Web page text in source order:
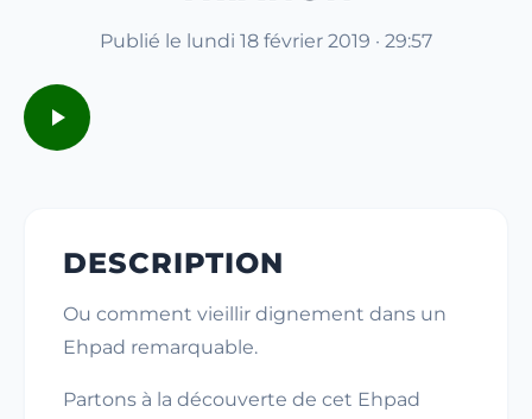
Publié le lundi 18 février 2019 · 29:57
DESCRIPTION
Ou comment vieillir dignement dans un
Ehpad remarquable.
Partons à la découverte de cet Ehpad